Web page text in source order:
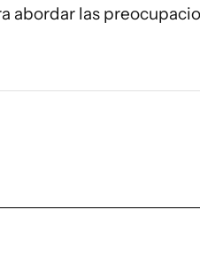
abordar las